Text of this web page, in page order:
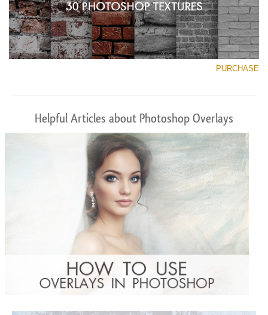
PURCHASE
Helpful Articles about Photoshop Overlays